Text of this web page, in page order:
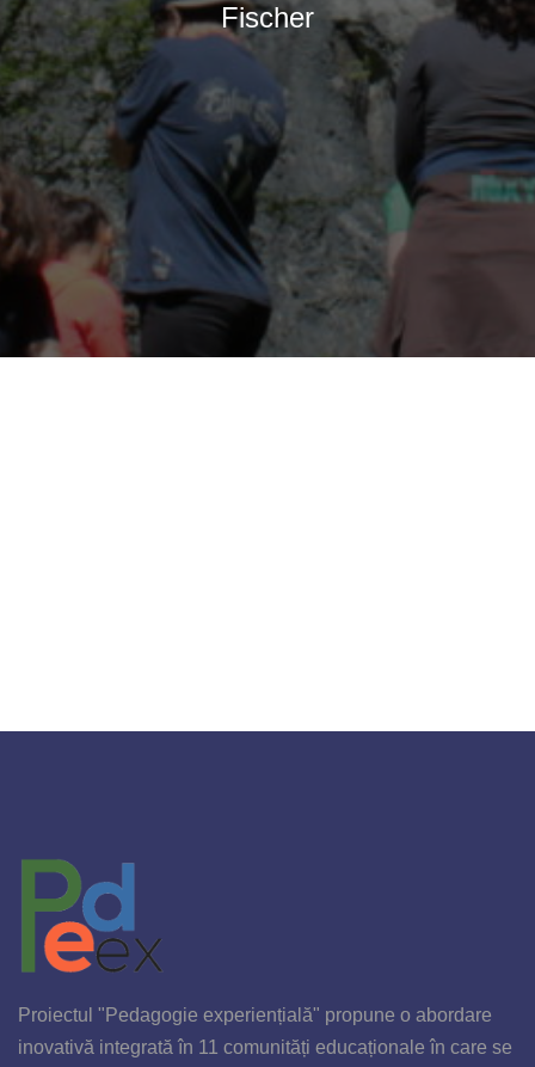
Fischer
Proiectul "Pedagogie experiențială" propune o abordare
inovativă integrată în 11 comunități educaționale în care se